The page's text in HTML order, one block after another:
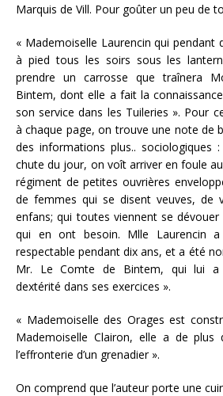
Marquis de Vill. Pour goûter un peu de
« Mademoiselle Laurencin qui pendant
à pied tous les soirs sous les
prendre un carrosse que traînera
Bintem, dont elle a fait la
son service dans les Tuileries ». Pour
à chaque page, on trouve une note de
des informations plus..
chute du jour, on voît arriver en foule
régiment de petites ouvrières
de femmes qui se disent veuves, de
enfans; qui toutes viennent se
qui en ont besoin. Mlle Laurencin
respectable pendant dix ans, et a été
Mr. Le Comte de Bintem, qui lui a
dextérité dans ses exercices ».
« Mademoiselle des Orages est
Mademoiselle Clairon, elle a de plus
l’effronterie d’un grenadier ».
On comprend que l’auteur porte une